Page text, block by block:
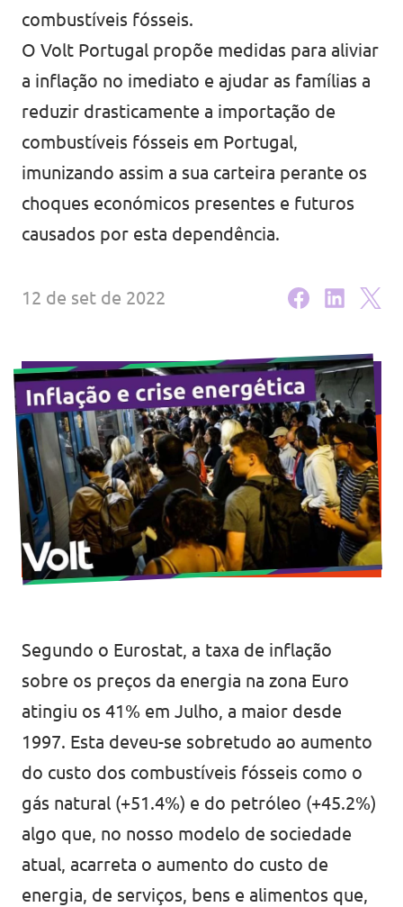
Junta-te ao Volt!
Depressão Kristin
Fazer donativo
combustíveis fósseis.
O Volt Portugal propõe medidas para aliviar
a inflação no imediato e ajudar as famílias a
reduzir drasticamente a importação de
combustíveis fósseis em Portugal,
imunizando assim a sua carteira perante os
choques económicos presentes e futuros
causados por esta dependência.
12 de set de 2022
Segundo o Eurostat, a taxa de inflação
sobre os preços da energia na zona Euro
atingiu os 41% em Julho, a maior desde
1997. Esta deveu-se sobretudo ao aumento
do custo dos combustíveis fósseis como o
gás natural (+51.4%) e do petróleo (+45.2%)
algo que, no nosso modelo de sociedade
atual, acarreta o aumento do custo de
energia, de serviços, bens e alimentos que,